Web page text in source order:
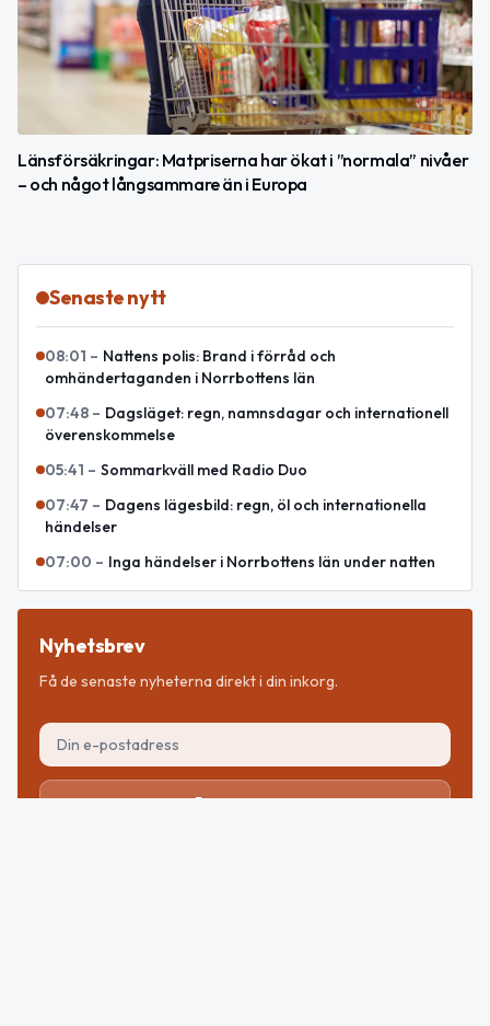
Länsförsäkringar: Matpriserna har ökat i ”normala” nivåer
– och något långsammare än i Europa
Senaste nytt
08:01 – Nattens polis: Brand i förråd och
omhändertaganden i Norrbottens län
07:48 – Dagsläget: regn, namnsdagar och internationell
överenskommelse
05:41 – Sommarkväll med Radio Duo
07:47 – Dagens lägesbild: regn, öl och internationella
händelser
07:00 – Inga händelser i Norrbottens län under natten
Nyhetsbrev
Få de senaste nyheterna direkt i din inkorg.
Prenumerera